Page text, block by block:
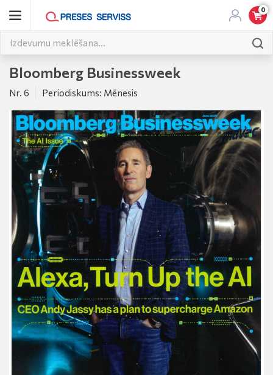
0
Bloomberg Businessweek
Nr. 6 Periodiskums: Mēnesis